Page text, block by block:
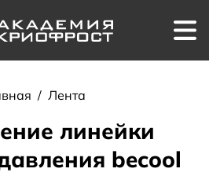
/ Лента
линейки
becool